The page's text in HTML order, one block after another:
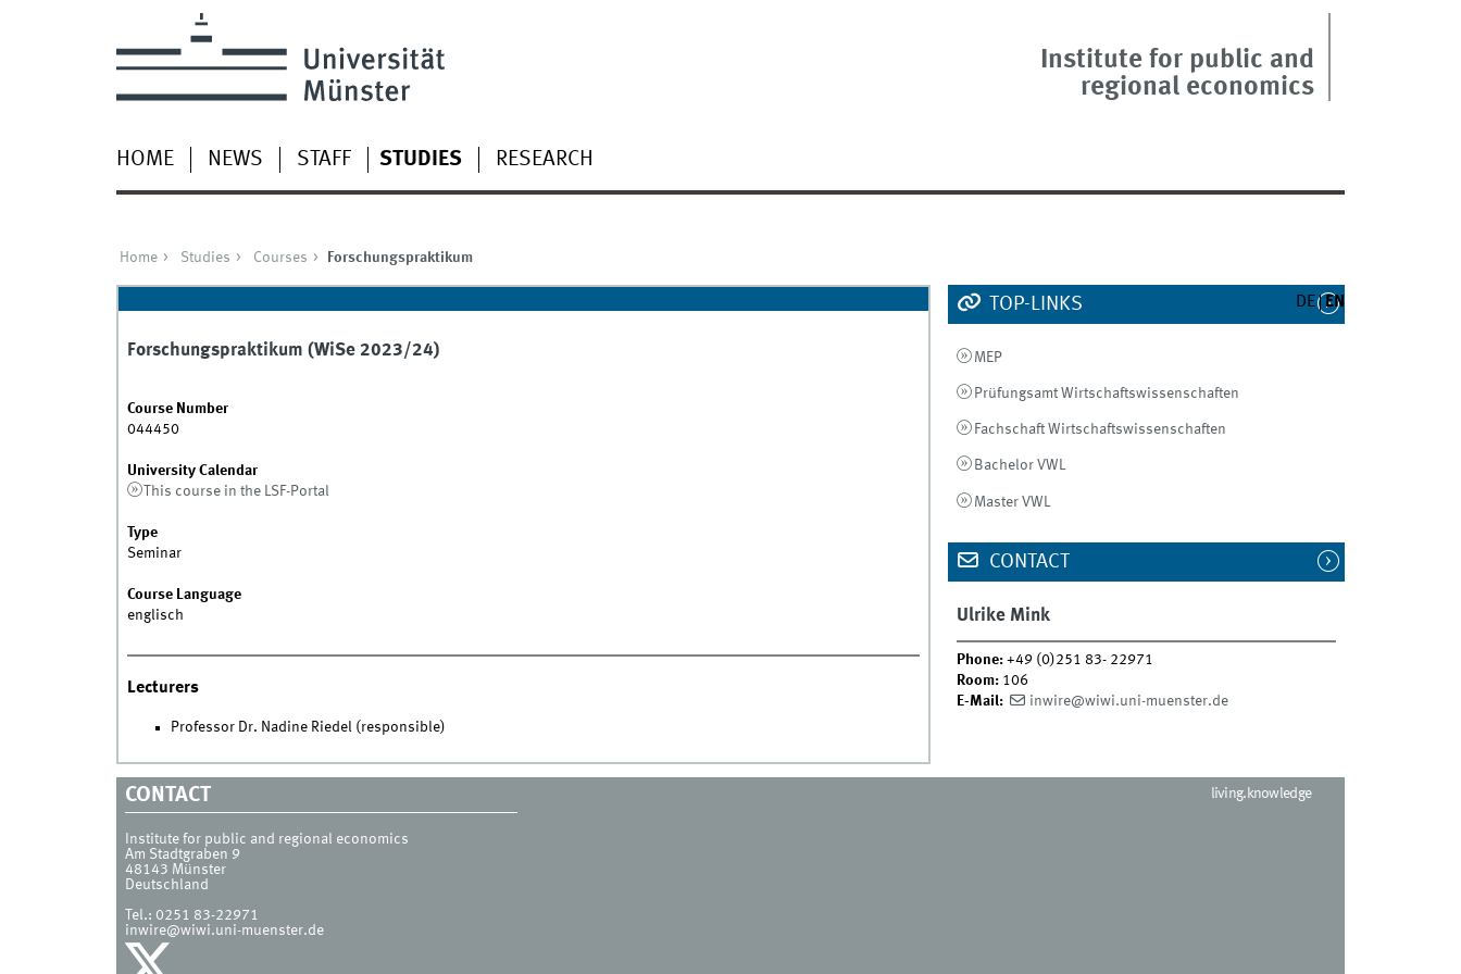
Institute for public and
regional economics
HOME NEWS STAFF STUDIES RESEARCH
DE EN
Home Studies Courses Forschungspraktikum
Forschungspraktikum (WiSe 2023/24)
Course Number
044450
University Calendar
This course in the LSF-Portal
Type
Seminar
Course Language
englisch
Lecturers
Professor Dr. Nadine Riedel (responsible)
TOP-LINKS
MEP
Prüfungsamt Wirtschaftswissenschaften
Fachschaft Wirtschaftswissenschaften
Bachelor VWL
Master VWL
CONTACT
Ulrike Mink
Phone: +49 (0)251 83- 22971
Room: 106
E-Mail:
inwire@wiwi.uni-muenster.de
CONTACT
Institute for public and regional economics
Am Stadtgraben 9
48143 Münster
Deutschland
Tel.: 0251 83-22971
inwire@wiwi.uni-muenster.de
living.knowledge